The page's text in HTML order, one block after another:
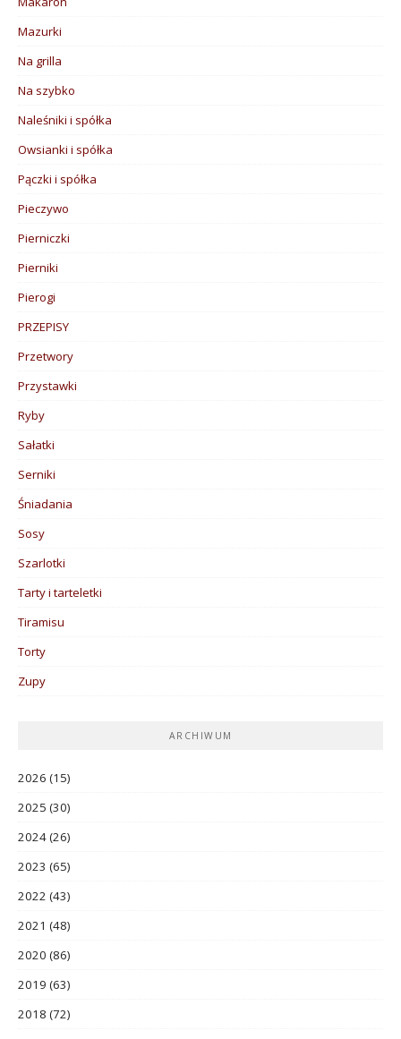
Mazurki
Na grilla
Na szybko
Naleśniki i spółka
Owsianki i spółka
Pączki i spółka
Pieczywo
Pierniczki
Pierniki
Pierogi
PRZEPISY
Przetwory
Przystawki
Ryby
Sałatki
Serniki
Śniadania
Sosy
Szarlotki
Tarty i tarteletki
Tiramisu
Torty
Zupy
ARCHIWUM
2026 (15)
2025 (30)
2024(26)
2023 (65)
2022 (43)
2021 (48)
2020 (86)
2019 (63)
2018 (72)